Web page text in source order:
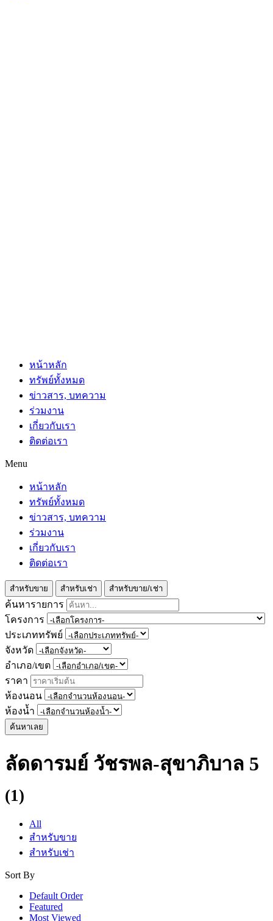
หน้าหลัก
ทรัพย์ทั้งหมด
ข่าวสาร, บทความ
ร่วมงาน
เกี่ยวกับเรา
ติดต่อเรา
Menu
หน้าหลัก
ทรัพย์ทั้งหมด
ข่าวสาร, บทความ
ร่วมงาน
เกี่ยวกับเรา
ติดต่อเรา
สำหรับขาย สำหรับเช่า สำหรับขาย/เช่า
ค้นหารายการ
โครงการ
ประเภททรัพย์
จังหวัด
อำเภอ/เขต
ราคา
ห้องนอน
ห้องน้ำ
ค้นหาเลย
ลัดดารมย์ วัชรพล-สุขาภิบาล 5
(1)
All
สำหรับขาย
สำหรับเช่า
Sort By
Default Order
Featured
Most Viewed